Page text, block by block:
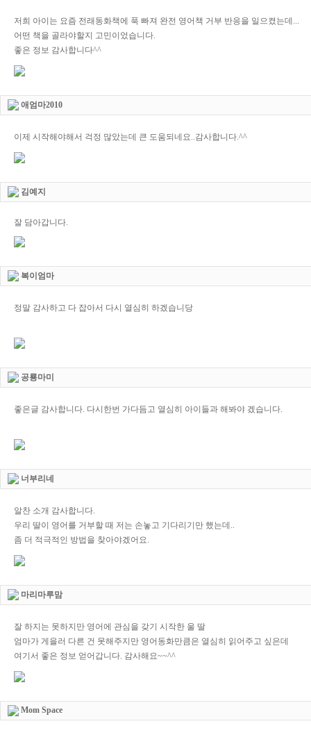
저희 아이는 요즘 전래동화책에 푹 빠져 완전 영어책 거부 반응을 일으켰는데...
어떤 책을 골라야할지 고민이었습니다.
좋은 정보 감사합니다^^
애엄마2010
이제 시작해야해서 걱정 많았는데 큰 도움되네요..감사합니다.^^
김예지
잘 담아갑니다.
복이엄마
정말 감사하고 다 잡아서 다시 열심히 하겠습니당
공룡마미
좋은글 감사합니다. 다시한번 가다듬고 열심히 아이들과 해봐야 겠습니다.
너부리네
알찬 소개 감사합니다.
우리 딸이 영어를 거부할 때 저는 손놓고 기다리기만 했는데..
좀 더 적극적인 방법을 찾아야겠어요.
마리마루맘
잘 하지는 못하지만 영어에 관심을 갖기 시작한 울 딸
엄마가 게을러 다른 건 못해주지만 영어동화만큼은 열심히 읽어주고 싶은데
여기서 좋은 정보 얻어갑니다. 감사해요~~^^
Mom Space